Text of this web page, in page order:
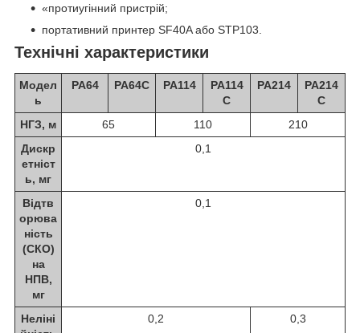
«протиугінний пристрій;
портативний принтер SF40A або STP103.
Технічні характеристики
Модел
ь
PA64 PA64C PA114
PA114
C
PA214
PA214
C
НГЗ, м
65 110
210
Дискр
етніст
ь, мг
0,1
Відтв
орюва
ність
(СКО)
на
НПВ,
мг
0,1
Неліні
0,2 0,3